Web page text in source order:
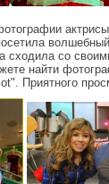
со
найти
Приятного